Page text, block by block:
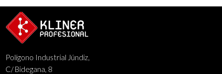
Polígono Industrial Júndiz,
C/ Bidegana, 8